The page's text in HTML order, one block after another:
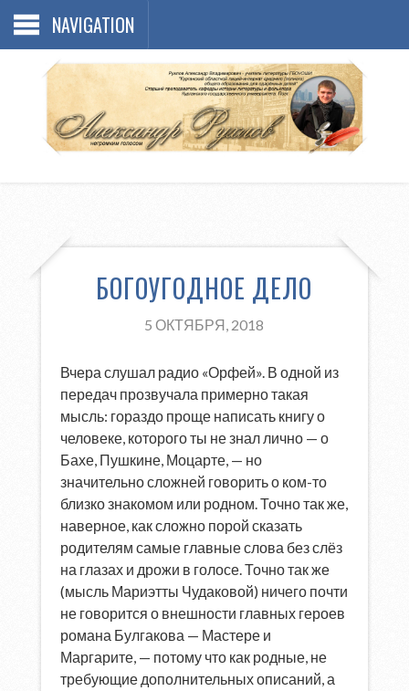
NAVIGATION
БОГОУГОДНОЕ ДЕЛО
5 ОКТЯБРЯ, 2018
Вчера слушал радио «Орфей». В одной из
передач прозвучала примерно такая
мысль: гораздо проще написать книгу о
человеке, которого ты не знал лично — о
Бахе, Пушкине, Моцарте, — но
значительно сложней говорить о ком-то
близко знакомом или родном. Точно так же,
наверное, как сложно порой сказать
родителям самые главные слова без слёз
на глазах и дрожи в голосе. Точно так же
(мысль Мариэтты Чудаковой) ничего почти
не говорится о внешности главных героев
романа Булгакова — Мастере и
Маргарите, — потому что как родные, не
требующие дополнительных описаний, а